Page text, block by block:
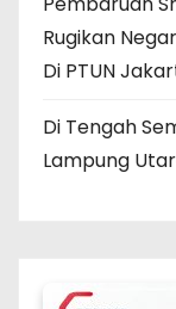
Rugikan
Di PTUN
Di Tengah
Lampung